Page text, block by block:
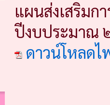
แผนส่งเสริมก
ปีงบประมาณ
ดาวน์โหลด